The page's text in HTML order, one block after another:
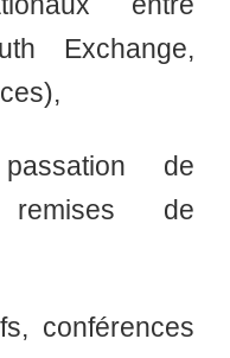
Exchange,
de
de
conférences